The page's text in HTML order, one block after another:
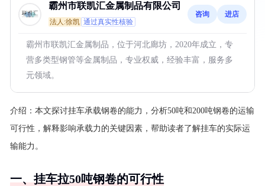
霸州市联凯汇金属制品有限公司
法人:徐凯 通过真实性核验
咨询 进店
霸州市联凯汇金属制品，位于河北廊坊，2020年成立，专
营多类型钢管等金属制品，专业权威，经验丰富，服务多
元领域。
介绍： 本文探讨挂车承载钢卷的能力，分析50吨和200吨钢卷的运输
可行性，解释影响承载力的关键因素，帮助读者了解挂车的实际运
输能力。
一、挂车拉50吨钢卷的可行性